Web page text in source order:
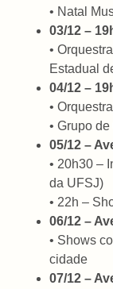
• Natal
03/12 –
•
Estadual
04/12 –
•
• Grupo
05/12 –
• 20h30 –
da UFSJ)
• 22h –
06/12 –
• Shows
cidade
07/12 –